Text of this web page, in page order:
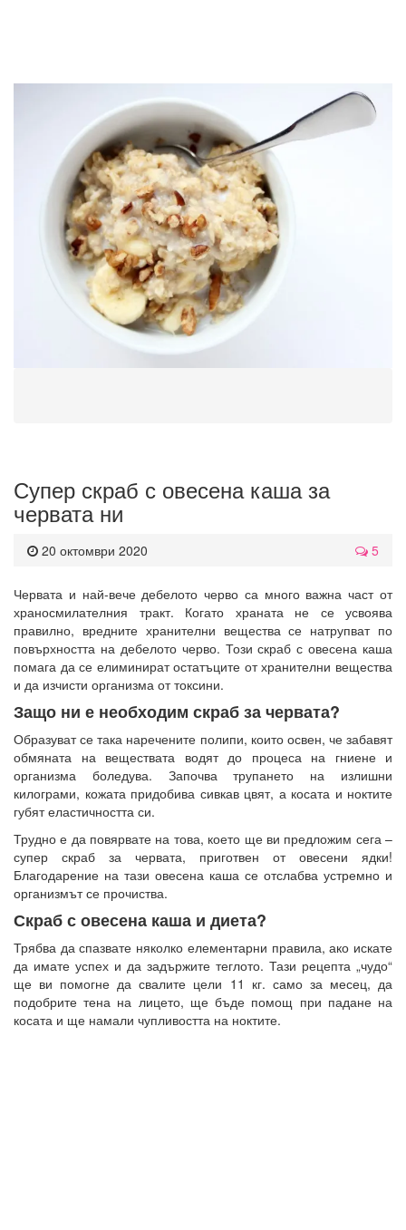
Супер скраб с овесена каша за
червата ни
20 октомври 2020 5
Червата и най-вече дебелото черво са много важна част от
храносмилателния тракт. Когато храната не се усвоява
правилно, вредните хранителни вещества се натрупват по
повърхността на дебелото черво. Този скраб с овесена каша
помага да се елиминират остатъците от хранителни вещества
и да изчисти организма от токсини.
Защо ни е необходим скраб за червата?
Образуват се така наречените полипи, които освен, че забавят
обмяната на веществата водят до процеса на гниене и
организма боледува. Започва трупането на излишни
килограми, кожата придобива сивкав цвят, а косата и ноктите
губят еластичността си.
Трудно е да повярвате на това, което ще ви предложим сега –
супер скраб за червата, приготвен от овесени ядки!
Благодарение на тази овесена каша се отслабва устремно и
организмът се прочиства.
Скраб с овесена каша и диета?
Трябва да спазвате няколко елементарни правила, ако искате
да имате успех и да задържите теглото. Тази рецепта „чудо“
ще ви помогне да свалите цели 11 кг. само за месец, да
подобрите тена на лицето, ще бъде помощ при падане на
косата и ще намали чупливостта на ноктите.